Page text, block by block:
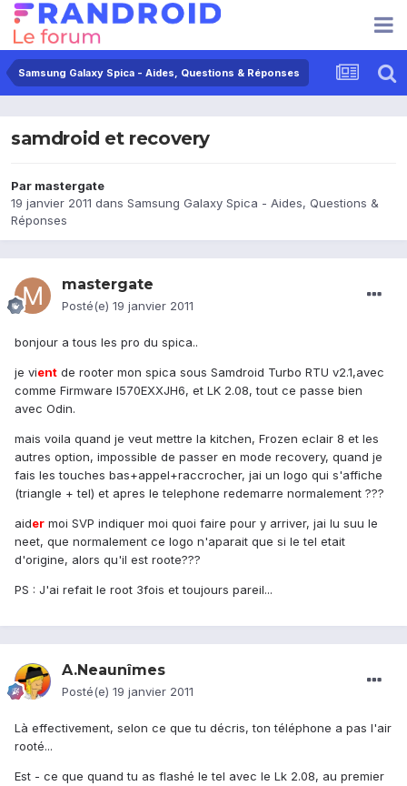
Samsung Galaxy Spica - Aides, Questions & Réponses
samdroid et recovery
Par mastergate
19 janvier 2011 dans Samsung Galaxy Spica - Aides, Questions &
Réponses
mastergate
Posté(e) 19 janvier 2011
bonjour a tous les pro du spica..
je vient de rooter mon spica sous Samdroid Turbo RTU v2.1,avec
comme Firmware I570EXXJH6, et LK 2.08, tout ce passe bien
avec Odin.
mais voila quand je veut mettre la kitchen, Frozen eclair 8 et les
autres option, impossible de passer en mode recovery, quand je
fais les touches bas+appel+raccrocher, jai un logo qui s'affiche
(triangle + tel) et apres le telephone redemarre normalement ???
aider moi SVP indiquer moi quoi faire pour y arriver, jai lu suu le
neet, que normalement ce logo n'aparait que si le tel etait
d'origine, alors qu'il est roote???
PS : J'ai refait le root 3fois et toujours pareil...
A.Neaunîmes
Posté(e) 19 janvier 2011
Là effectivement, selon ce que tu décris, ton téléphone a pas l'air
rooté...
Est - ce que quand tu as flashé le tel avec le Lk 2.08, au premier